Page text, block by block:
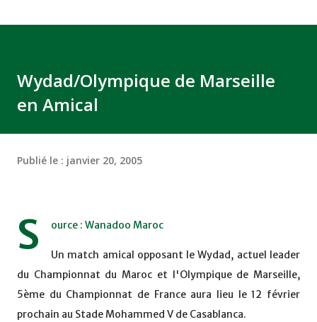
Wydad/Olympique de Marseille
en Amical
Publié le : janvier 20, 2005
S ource : Wanadoo Maroc
Un match amical opposant le Wydad, actuel leader
du Championnat du Maroc et l'Olympique de Marseille,
5ème du Championnat de France aura lieu le 12 février
prochain au Stade Mohammed V de Casablanca.